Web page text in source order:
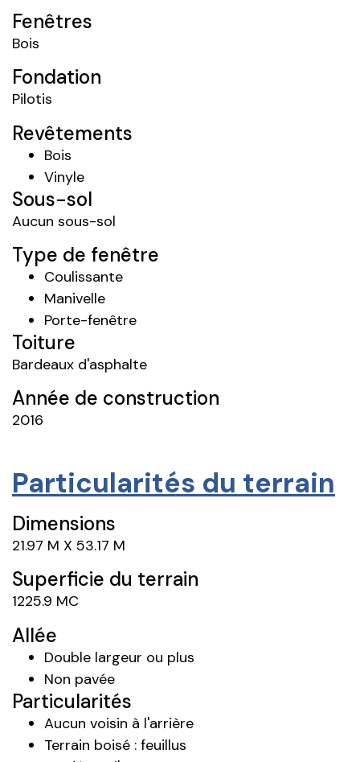
Fenêtres
Bois
Fondation
Pilotis
Revêtements
Bois
Vinyle
Sous-sol
Aucun sous-sol
Type de fenêtre
Coulissante
Manivelle
Porte-fenêtre
Toiture
Bardeaux d'asphalte
Année de construction
2016
Particularités du terrain
Dimensions
21.97 M X 53.17 M
Superficie du terrain
1225.9 MC
Allée
Double largeur ou plus
Non pavée
Particularités
Aucun voisin à l'arrière
Terrain boisé : feuillus